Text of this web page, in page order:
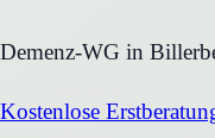
Demenz-WG in
Kostenlose